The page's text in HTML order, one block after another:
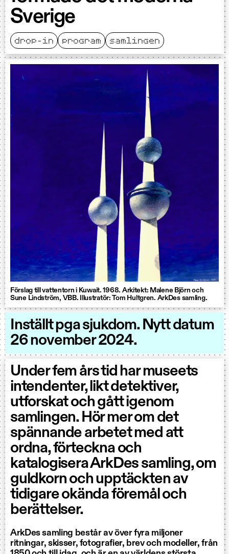
Sverige
drop-in program samlingen
Förslag till vattentorn i Kuwait. 1968. Arkitekt: Malene Björn och
Sune Lindström, VBB. Illustratör: Tom Hultgren. ArkDes samling.
Inställt pga sjukdom. Nytt datum
26 november 2024.
Under fem års tid har museets
intendenter, likt detektiver,
utforskat och gått igenom
samlingen. Hör mer om det
spännande arbetet med att
ordna, förteckna och
katalogisera ArkDes samling, om
guldkorn och upptäckten av
tidigare okända föremål och
berättelser.
ArkDes samling består av över fyra miljoner
ritningar, skisser, fotografier, brev och modeller, från